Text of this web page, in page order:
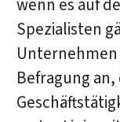
wenn es auf
Spezialisten
Befragung